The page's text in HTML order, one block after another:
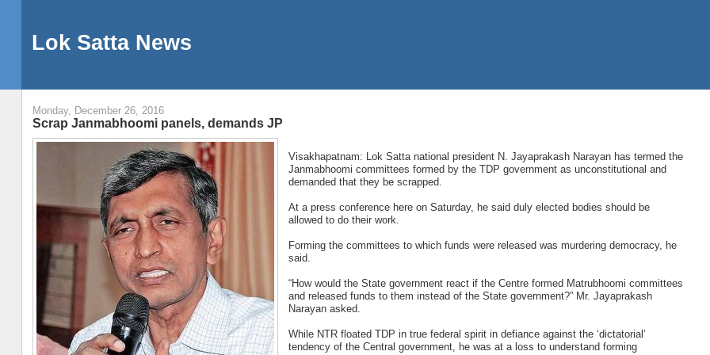
Lok Satta News
Monday, December 26, 2016
Scrap Janmabhoomi panels, demands JP
Visakhapatnam: Lok Satta national president N. Jayaprakash Narayan has termed the
Janmabhoomi committees formed by the TDP government as unconstitutional and
demanded that they be scrapped.
At a press conference here on Saturday, he said duly elected bodies should be
allowed to do their work.
Forming the committees to which funds were released was murdering democracy, he
said.
“How would the State government react if the Centre formed Matrubhoomi committees
and released funds to them instead of the State government?” Mr. Jayaprakash
Narayan asked.
While NTR floated TDP in true federal spirit in defiance against the ‘dictatorial’
tendency of the Central government, he was at a loss to understand forming